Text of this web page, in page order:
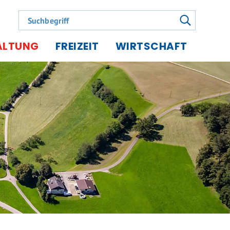
Suchbegriff
suchen
FREIZEIT WIRTSCHAFT